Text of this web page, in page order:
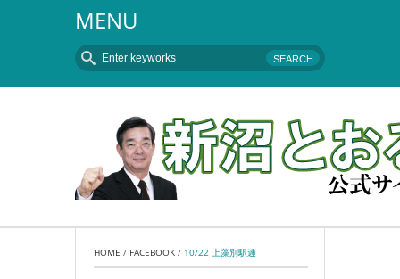
MENU
HOME / FACEBOOK / 10/22 上藻別駅逓